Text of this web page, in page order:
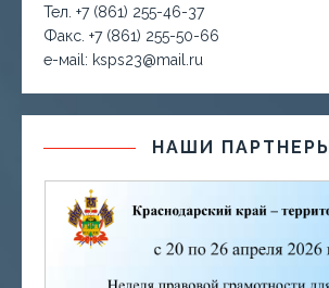
Тел. +7 (861) 255-46-37
Факс. +7 (861) 255-50-66
е-маil: ksps23@mail.ru
НАШИ ПАРТНЕРЫ